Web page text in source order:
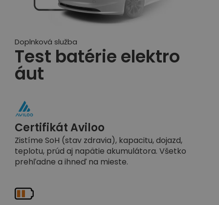
Doplnková služba
Test batérie elektro
áut
Certifikát Aviloo
Zistíme SoH (stav zdravia), kapacitu, dojazd,
teplotu, prúd aj napätie akumulátora. Všetko
prehľadne a ihneď na mieste.